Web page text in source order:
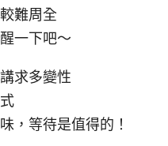
難周全
一下吧～
求多變性
，等待是值得的！